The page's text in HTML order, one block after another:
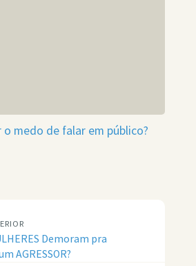
o medo de falar em público?
Demoram pra
AGRESSOR?